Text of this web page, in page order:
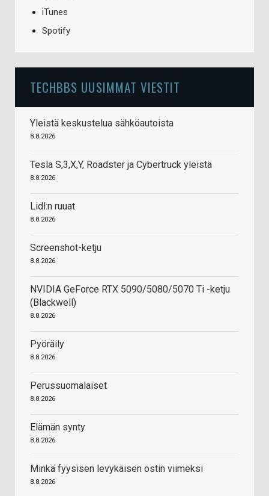
iTunes
Spotify
TECHBBS UUSIMMAT VIESTIT
Yleistä keskustelua sähköautoista
8.8.2026
Tesla S,3,X,Y, Roadster ja Cybertruck yleistä
8.8.2026
Lidl:n ruuat
8.8.2026
Screenshot-ketju
8.8.2026
NVIDIA GeForce RTX 5090/5080/5070 Ti -ketju
(Blackwell)
8.8.2026
Pyöräily
8.8.2026
Perussuomalaiset
8.8.2026
Elämän synty
8.8.2026
Minkä fyysisen levykäisen ostin viimeksi
8.8.2026